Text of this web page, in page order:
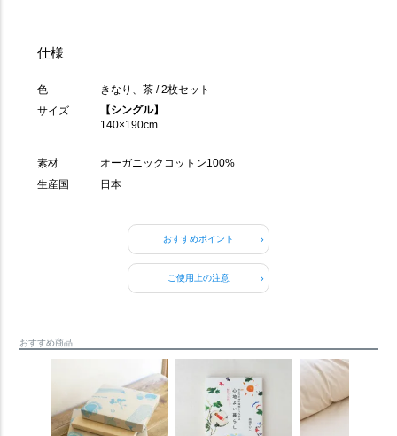
おすすめポイント
ご使用上の注意
仕様
色
きなり、茶 / 2枚セット
サイズ
【シングル】
140×190cm
素材
オーガニックコットン100%
生産国
日本
おすすめ商品